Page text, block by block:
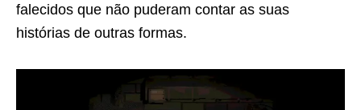
falecidos que não puderam contar as suas
histórias de outras formas.